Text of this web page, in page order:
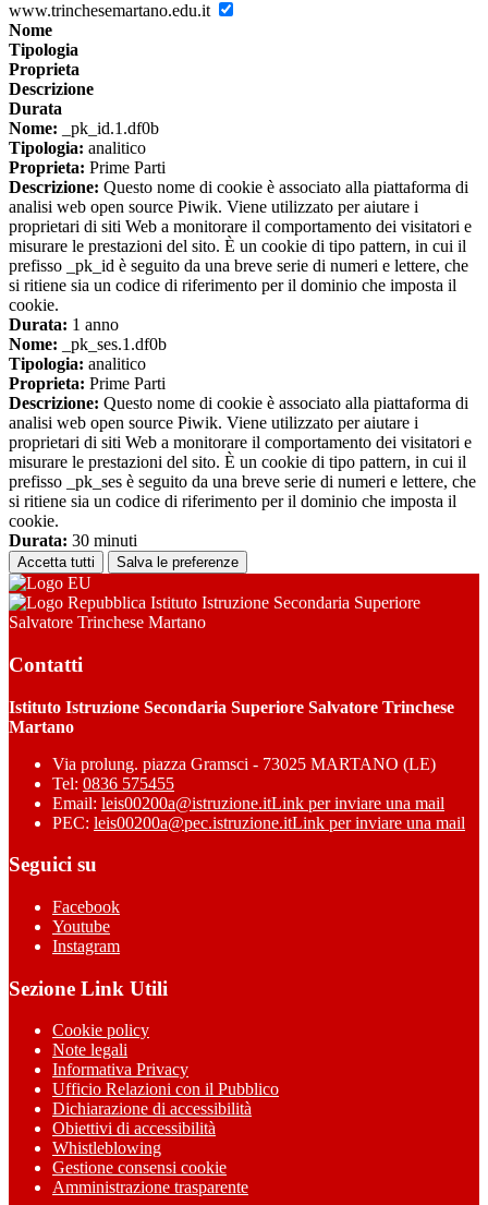
www.trinchesemartano.edu.it
Nome
Tipologia
Proprieta
Descrizione
Durata
Nome: _pk_id.1.df0b
Tipologia: analitico
Proprieta: Prime Parti
Descrizione: Questo nome di cookie è associato alla piattaforma di
analisi web open source Piwik. Viene utilizzato per aiutare i
proprietari di siti Web a monitorare il comportamento dei visitatori e
misurare le prestazioni del sito. È un cookie di tipo pattern, in cui il
prefisso _pk_id è seguito da una breve serie di numeri e lettere, che
si ritiene sia un codice di riferimento per il dominio che imposta il
cookie.
Durata: 1 anno
Nome: _pk_ses.1.df0b
Tipologia: analitico
Proprieta: Prime Parti
Descrizione: Questo nome di cookie è associato alla piattaforma di
analisi web open source Piwik. Viene utilizzato per aiutare i
proprietari di siti Web a monitorare il comportamento dei visitatori e
misurare le prestazioni del sito. È un cookie di tipo pattern, in cui il
prefisso _pk_ses è seguito da una breve serie di numeri e lettere, che
si ritiene sia un codice di riferimento per il dominio che imposta il
cookie.
Durata: 30 minuti
Accetta tutti Salva le preferenze
Istituto Istruzione Secondaria Superiore
Salvatore Trinchese Martano
Contatti
Istituto Istruzione Secondaria Superiore Salvatore Trinchese
Martano
Via prolung. piazza Gramsci - 73025 MARTANO (LE)
Tel: 0836 575455
Email: leis00200a@istruzione.itLink per inviare una mail
PEC: leis00200a@pec.istruzione.itLink per inviare una mail
Seguici su
Facebook
Youtube
Instagram
Sezione Link Utili
Cookie policy
Note legali
Informativa Privacy
Ufficio Relazioni con il Pubblico
Dichiarazione di accessibilità
Obiettivi di accessibilità
Whistleblowing
Gestione consensi cookie
Amministrazione trasparente